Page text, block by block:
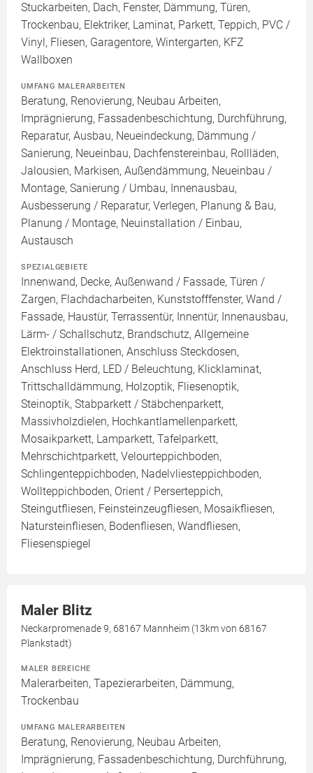
Stuckarbeiten, Dach, Fenster, Dämmung, Türen,
Trockenbau, Elektriker, Laminat, Parkett, Teppich, PVC /
Vinyl, Fliesen, Garagentore, Wintergarten, KFZ
Wallboxen
UMFANG MALERARBEITEN
Beratung, Renovierung, Neubau Arbeiten,
Imprägnierung, Fassadenbeschichtung, Durchführung,
Reparatur, Ausbau, Neueindeckung, Dämmung /
Sanierung, Neueinbau, Dachfenstereinbau, Rollläden,
Jalousien, Markisen, Außendämmung, Neueinbau /
Montage, Sanierung / Umbau, Innenausbau,
Ausbesserung / Reparatur, Verlegen, Planung & Bau,
Planung / Montage, Neuinstallation / Einbau,
Austausch
SPEZIALGEBIETE
Innenwand, Decke, Außenwand / Fassade, Türen /
Zargen, Flachdacharbeiten, Kunststofffenster, Wand /
Fassade, Haustür, Terrassentür, Innentür, Innenausbau,
Lärm- / Schallschutz, Brandschutz, Allgemeine
Elektroinstallationen, Anschluss Steckdosen,
Anschluss Herd, LED / Beleuchtung, Klicklaminat,
Trittschalldämmung, Holzoptik, Fliesenoptik,
Steinoptik, Stabparkett / Stäbchenparkett,
Massivholzdielen, Hochkantlamellenparkett,
Mosaikparkett, Lamparkett, Tafelparkett,
Mehrschichtparkett, Velourteppichboden,
Schlingenteppichboden, Nadelvliesteppichboden,
Wollteppichboden, Orient / Perserteppich,
Steingutfliesen, Feinsteinzeugfliesen, Mosaikfliesen,
Natursteinfliesen, Bodenfliesen, Wandfliesen,
Fliesenspiegel
Maler Blitz
Neckarpromenade 9, 68167 Mannheim (13km von 68167
Plankstadt)
MALER BEREICHE
Malerarbeiten, Tapezierarbeiten, Dämmung,
Trockenbau
UMFANG MALERARBEITEN
Beratung, Renovierung, Neubau Arbeiten,
Imprägnierung, Fassadenbeschichtung, Durchführung,